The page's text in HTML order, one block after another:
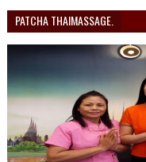
PATCHA THAIMASSAGE.